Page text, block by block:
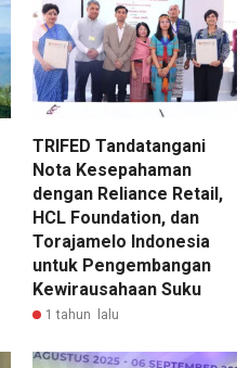
TRIFED Tandatangani
Nota Kesepahaman
dengan Reliance Retail,
HCL Foundation, dan
Torajamelo Indonesia
untuk Pengembangan
Kewirausahaan Suku
1 tahun lalu